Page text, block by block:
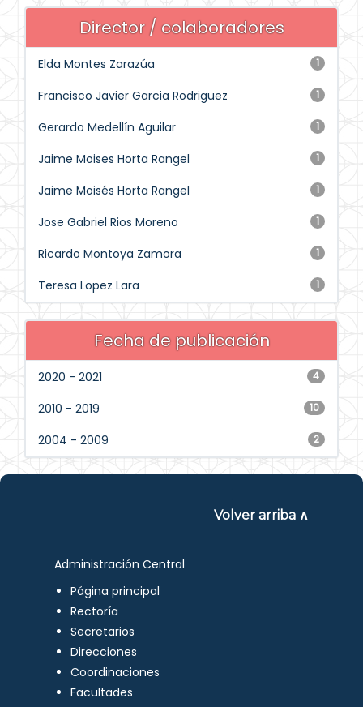
Director / colaboradores
1
Elda Montes Zarazúa
1
Francisco Javier Garcia Rodriguez
1
Gerardo Medellín Aguilar
1
Jaime Moises Horta Rangel
1
Jaime Moisés Horta Rangel
1
Jose Gabriel Rios Moreno
1
Ricardo Montoya Zamora
1
Teresa Lopez Lara
Fecha de publicación
4
2020 - 2021
10
2010 - 2019
2
2004 - 2009
Volver arriba ∧
Administración Central
Página principal
Rectoría
Secretarios
Direcciones
Coordinaciones
Facultades